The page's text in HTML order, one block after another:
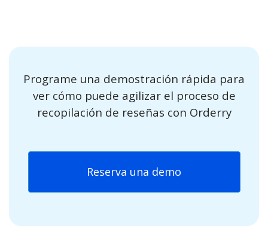
Programe una demostración rápida para
ver cómo puede agilizar el proceso de
recopilación de reseñas con Orderry
Reserva una demo